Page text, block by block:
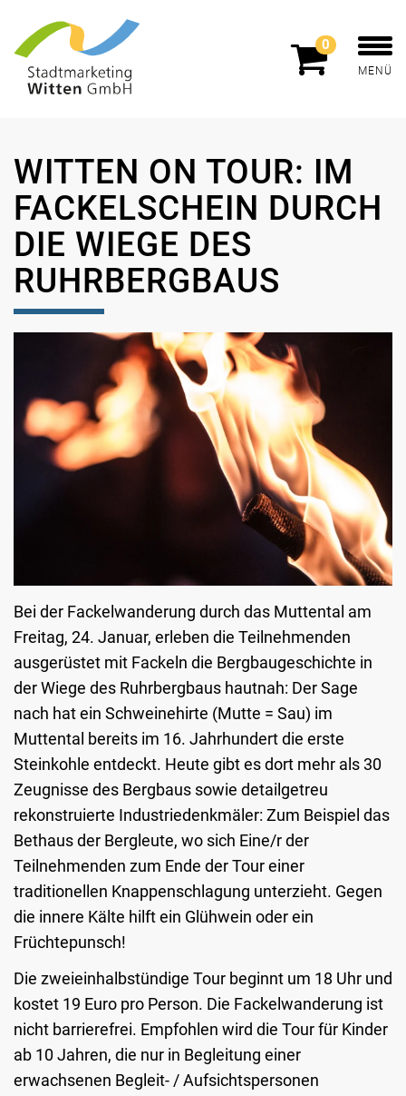
0
MENÜ
WITTEN ON TOUR: IM
FACKELSCHEIN DURCH
DIE WIEGE DES
RUHRBERGBAUS
Bei der Fackelwanderung durch das Muttental am
Freitag, 24. Januar, erleben die Teilnehmenden
ausgerüstet mit Fackeln die Bergbaugeschichte in
der Wiege des Ruhrbergbaus hautnah: Der Sage
nach hat ein Schweinehirte (Mutte = Sau) im
Muttental bereits im 16. Jahrhundert die erste
Steinkohle entdeckt. Heute gibt es dort mehr als 30
Zeugnisse des Bergbaus sowie detailgetreu
rekonstruierte Industriedenkmäler: Zum Beispiel das
Bethaus der Bergleute, wo sich Eine/r der
Teilnehmenden zum Ende der Tour einer
traditionellen Knappenschlagung unterzieht. Gegen
die innere Kälte hilft ein Glühwein oder ein
Früchtepunsch!
Die zweieinhalbstündige Tour beginnt um 18 Uhr und
kostet 19 Euro pro Person. Die Fackelwanderung ist
nicht barrierefrei. Empfohlen wird die Tour für Kinder
ab 10 Jahren, die nur in Begleitung einer
erwachsenen Begleit- / Aufsichtspersonen